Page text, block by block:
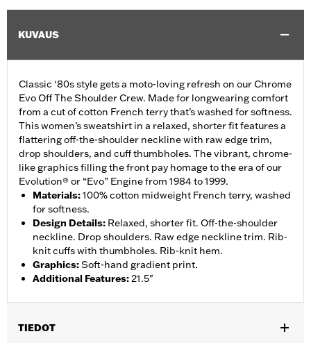
KUVAUS
Classic ‘80s style gets a moto-loving refresh on our Chrome
Evo Off The Shoulder Crew. Made for longwearing comfort
from a cut of cotton French terry that’s washed for softness.
This women’s sweatshirt in a relaxed, shorter fit features a
flattering off-the-shoulder neckline with raw edge trim,
drop shoulders, and cuff thumbholes. The vibrant, chrome-
like graphics filling the front pay homage to the era of our
Evolution® or “Evo” Engine from 1984 to 1999.
Materials:100% cotton midweight French terry, washed
for softness.
Design Details: Relaxed, shorter fit. Off-the-shoulder
neckline. Drop shoulders. Raw edge neckline trim. Rib-
knit cuffs with thumbholes. Rib-knit hem.
Graphics:Soft-hand gradient print.
Additional Features:21.5"
TIEDOT